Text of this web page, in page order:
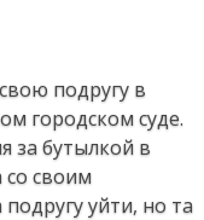
подругу в
городском суде.
за бутылкой в
своим
уйти, но та